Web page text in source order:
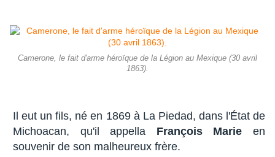
Camerone, le fait d'arme héroïque de la Légion au Mexique (30 avril
1863).
Il eut un fils, né en 1869 à La Piedad, dans l'État de
Michoacan, qu'il appella François Marie en
souvenir de son malheureux frère.